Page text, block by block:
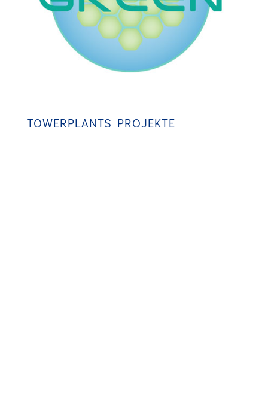
TOWERPLANTS PROJEKTE